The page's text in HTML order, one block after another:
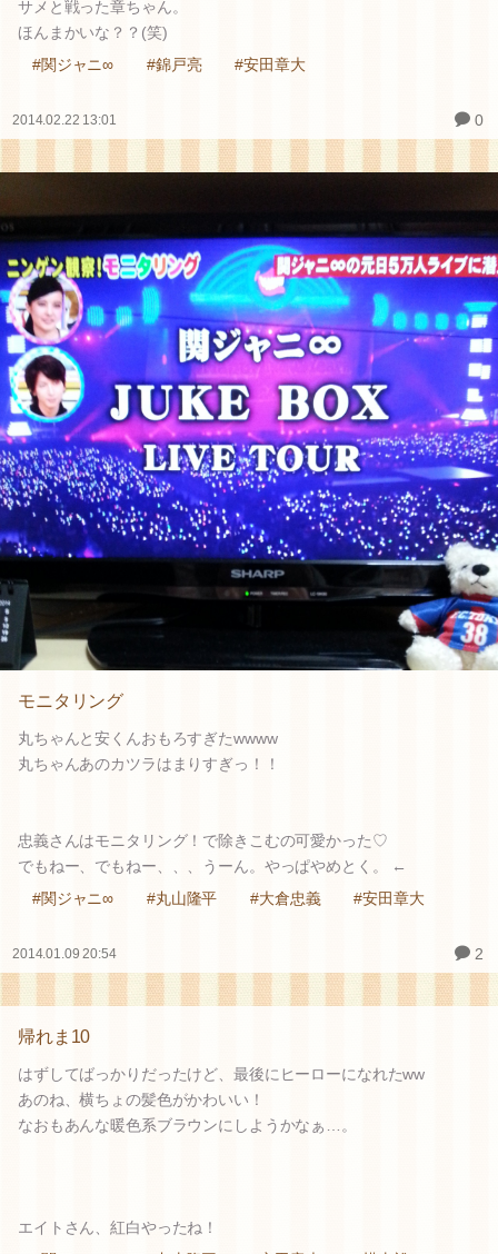
サメと戦った章ちゃん。
ほんまかいな？？(笑)
#関ジャニ∞
#錦戸亮 #安田章大
2014.02.22 13:01 0
モニタリング
丸ちゃんと安くんおもろすぎたwwww
丸ちゃんあのカツラはまりすぎっ！！
忠義さんはモニタリング！で除きこむの可愛かった♡
でもねー、でもねー、、、うーん。やっぱやめとく。 ←
#関ジャニ∞
#丸山隆平 #大倉忠義 #安田章大
2014.01.09 20:54 2
帰れま10
はずしてばっかりだったけど、最後にヒーローになれたww
あのね、横ちょの髪色がかわいい！
なおもあんな暖色系ブラウンにしようかなぁ…。
エイトさん、紅白やったね！